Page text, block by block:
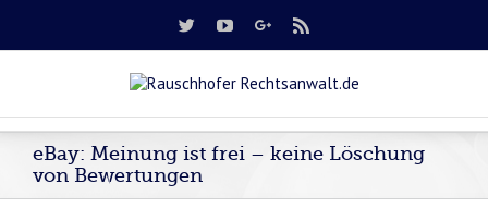
eBay: Meinung ist frei – keine Löschung
von Bewertungen